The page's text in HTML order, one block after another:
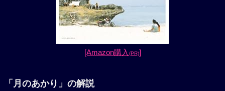
[Amazon購入 (PR)]
「月のあかり」の解説